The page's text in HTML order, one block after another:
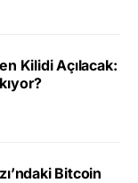
Kilidi Açılacak:
Bitcoin